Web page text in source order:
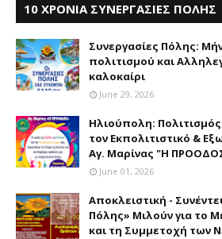
10 ΧΡΟΝΙΑ ΣΥΝΕΡΓΑΣΙΕΣ ΠΟΛΗΣ
Συνεργασίες Πόλης:
πολιτισμού και
καλοκαίρι
June 29, 2026
Ηλιούπολη:
τον Εκπολιτιστικό &
Αγ. Μαρίνας "Η
June 01, 2026
Αποκλειστική -
Πόλης» Μιλούν για το
και τη Συμμετοχή των